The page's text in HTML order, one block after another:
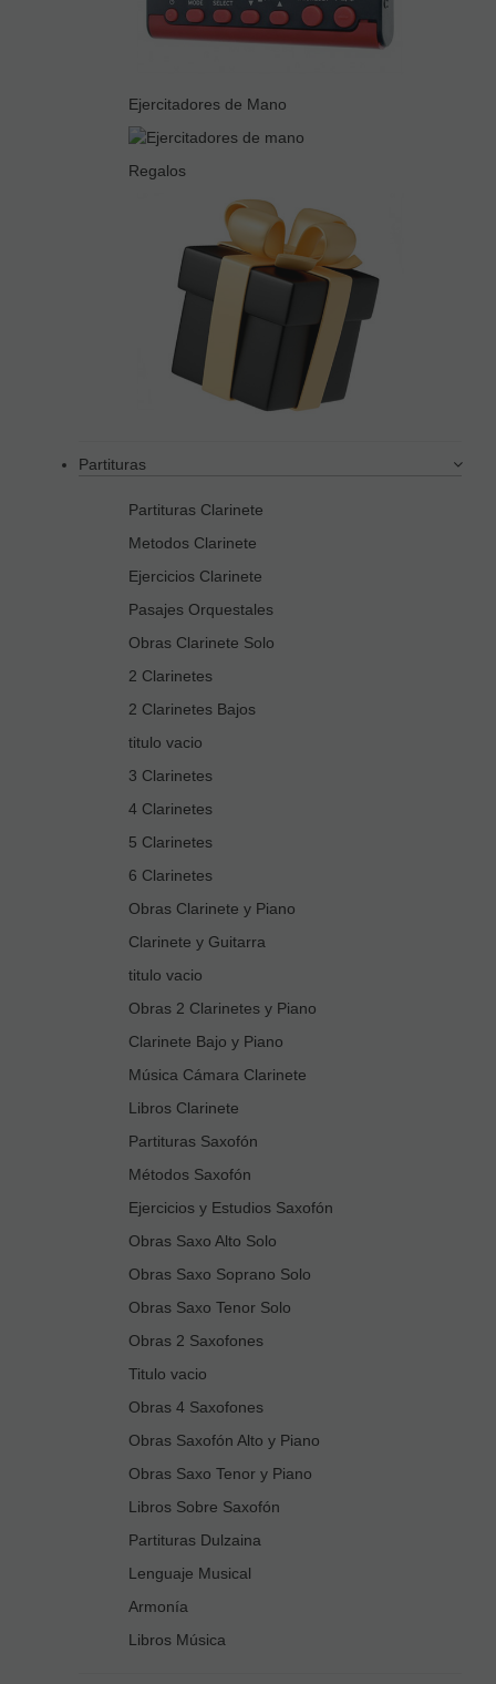
Ejercitadores de Mano
Regalos
Partituras
Partituras Clarinete
Metodos Clarinete
Ejercicios Clarinete
Pasajes Orquestales
Obras Clarinete Solo
2 Clarinetes
2 Clarinetes Bajos
titulo vacio
3 Clarinetes
4 Clarinetes
5 Clarinetes
6 Clarinetes
Obras Clarinete y Piano
Clarinete y Guitarra
titulo vacio
Obras 2 Clarinetes y Piano
Clarinete Bajo y Piano
Música Cámara Clarinete
Libros Clarinete
Partituras Saxofón
Métodos Saxofón
Ejercicios y Estudios Saxofón
Obras Saxo Alto Solo
Obras Saxo Soprano Solo
Obras Saxo Tenor Solo
Obras 2 Saxofones
Titulo vacio
Obras 4 Saxofones
Obras Saxofón Alto y Piano
Obras Saxo Tenor y Piano
Libros Sobre Saxofón
Partituras Dulzaina
Lenguaje Musical
Armonía
Libros Música